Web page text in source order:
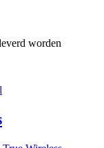
worden